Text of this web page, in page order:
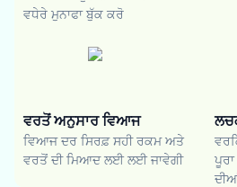
ਵਧੇਰੇ ਮੁਨਾਫਾ ਬੁੱਕ ਕਰੋ
ਵਰਤੋਂ ਅਨੁਸਾਰ ਵਿਆਜ
ਵਿਆਜ ਦਰ ਸਿਰਫ਼ ਸਹੀ ਰਕਮ ਅਤੇ
ਵਰਤੋਂ ਦੀ ਮਿਆਦ ਲਈ ਲਈ ਜਾਵੇਗੀ